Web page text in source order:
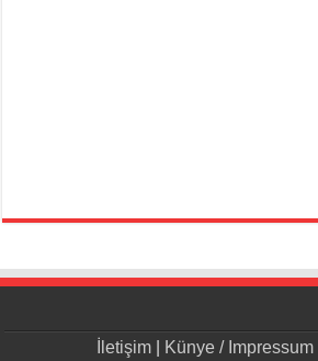
İletişim| Künye / Impressum|